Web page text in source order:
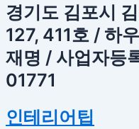
경기도 김포시
127, 411호 / 하
재명 / 사업자등
01771
인테리어팁